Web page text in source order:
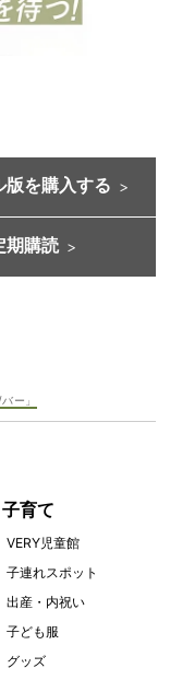
版を購入する
期購読
ー」
子育て
VERY児童館
子連れスポット
出産・内祝い
子ども服
グッズ